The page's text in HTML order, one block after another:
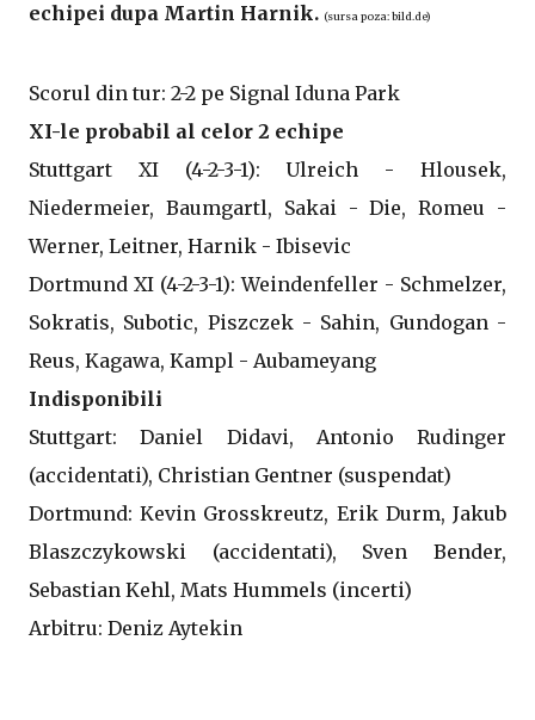
echipei dupa Martin Harnik. (sursa poza: bild.de)
Scorul din tur: 2-2 pe Signal Iduna Park
XI-le probabil al celor 2 echipe
Stuttgart XI (4-2-3-1): Ulreich - Hlousek,
Niedermeier, Baumgartl, Sakai - Die, Romeu -
Werner, Leitner, Harnik - Ibisevic
Dortmund XI (4-2-3-1): Weindenfeller - Schmelzer,
Sokratis, Subotic, Piszczek - Sahin, Gundogan -
Reus, Kagawa, Kampl - Aubameyang
Indisponibili
Stuttgart: Daniel Didavi, Antonio Rudinger
(accidentati), Christian Gentner (suspendat)
Dortmund: Kevin Grosskreutz, Erik Durm, Jakub
Blaszczykowski (accidentati), Sven Bender,
Sebastian Kehl, Mats Hummels (incerti)
Arbitru: Deniz Aytekin